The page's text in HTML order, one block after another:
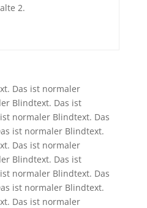
2.
Das ist normaler
Blindtext. Das ist
normaler Blindtext. Das
ist normaler Blindtext.
Das ist normaler
Blindtext. Das ist
normaler Blindtext. Das
ist normaler Blindtext.
Das ist normaler